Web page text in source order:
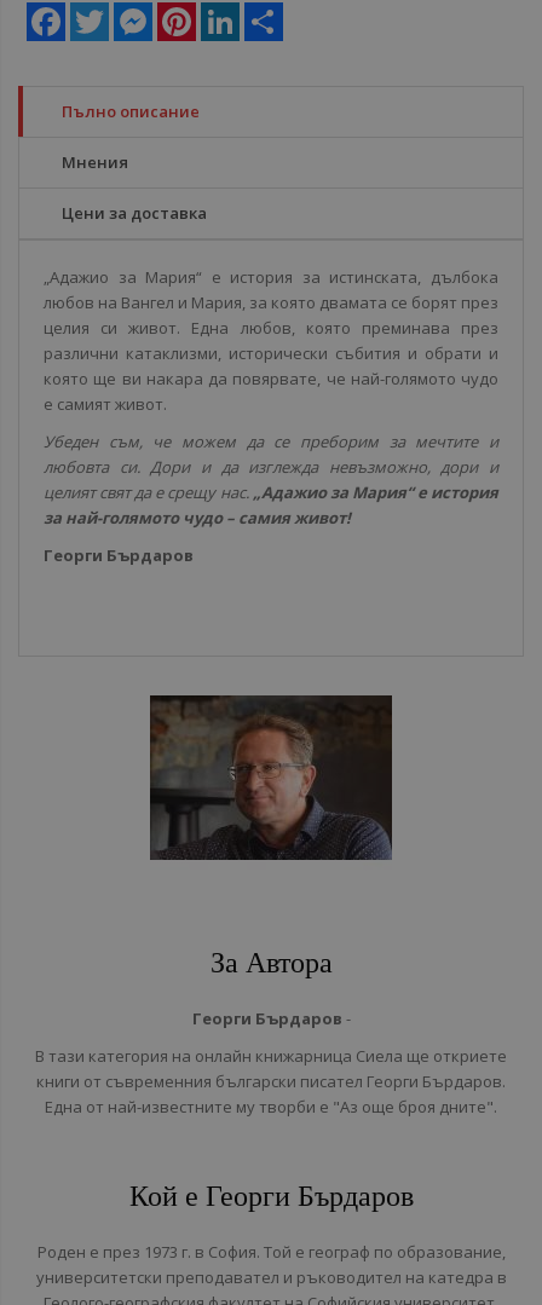
Facebook
Twitter MessengerPinterestLinkedIn
Пълно описание
Мнения
Цени за доставка
„Адажио за Мария“ е история за истинската, дълбока
любов на Вангел и Мария, за която двамата се борят през
целия си живот. Една любов, която преминава през
различни катаклизми, исторически събития и обрати и
която ще ви накара да повярвате, че най-голямото чудо
е самият живот.
Убеден съм, че можем да се преборим за мечтите и
любовта си. Дори и да изглежда невъзможно, дори и
целият свят да е срещу нас. „Адажио за Мария“ е история
за най-голямото чудо – самия живот!
Георги Бърдаров
За Автора
Георги Бърдаров -
В тази категория на онлайн книжарница Сиела ще откриете
книги от съвременния български писател Георги Бърдаров.
Една от най-известните му творби е "Аз още броя дните".
Кой е Георги Бърдаров
Роден е през 1973 г. в София. Той е географ по образование,
университетски преподавател и ръководител на катедра в